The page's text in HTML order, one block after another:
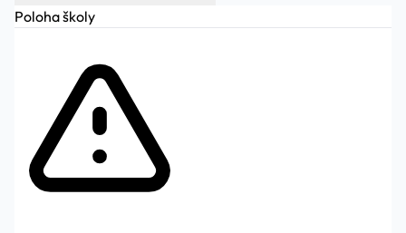
Poloha školy